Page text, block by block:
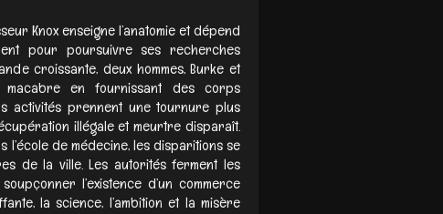
Knox enseigne l’anatomie et dépend
pour poursuivre ses recherches
croissante, deux hommes, Burke et
en fournissant des corps
activités prennent une tournure plus
illégale et meurtre disparaît.
de médecine, les disparitions se
de la ville. Les autorités ferment les
l’existence d’un commerce
la science, l’ambition et la misère